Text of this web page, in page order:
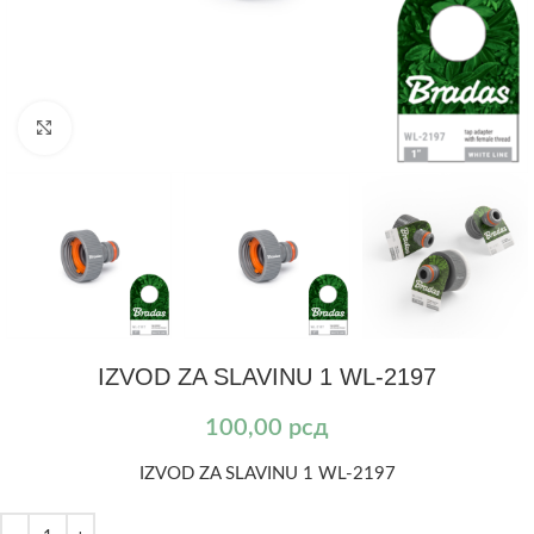
IZVOD ZA SLAVINU 1 WL-2197
100,00 рсд
IZVOD ZA SLAVINU 1 WL-2197